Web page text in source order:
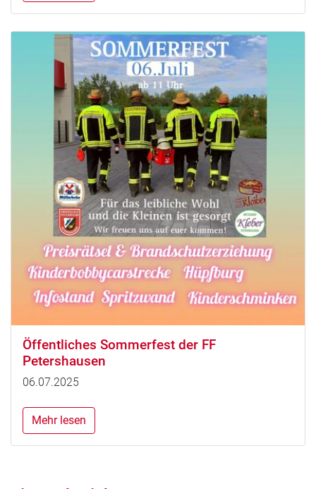
Öffentliches Sommerfest der FF
Petershausen
06.07.2025
Mehr lesen